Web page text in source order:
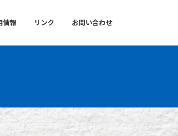
情報 リンク お問い合わせ